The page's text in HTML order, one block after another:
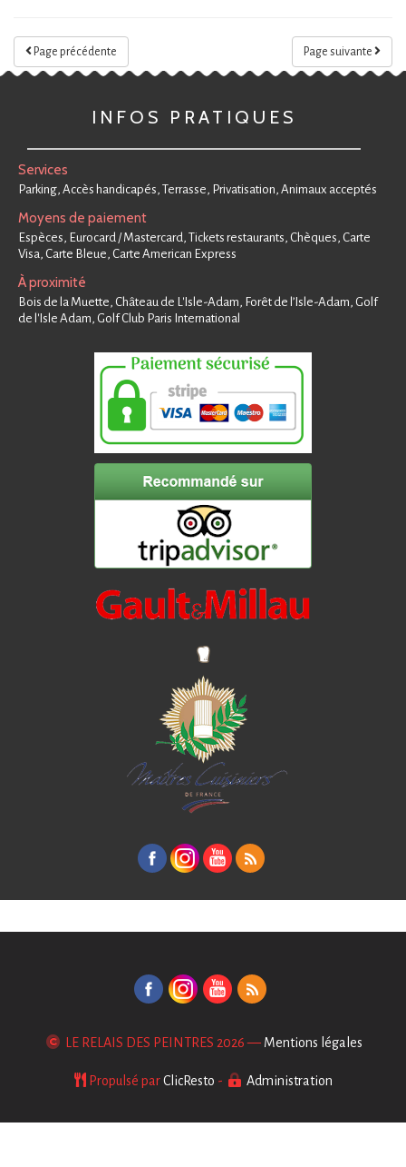
Page suivante
Page précédente
INFOS PRATIQUES
Services
Parking, Accès handicapés, Terrasse, Privatisation, Animaux acceptés
Moyens de paiement
Espèces, Eurocard / Mastercard, Tickets restaurants, Chèques, Carte
Visa, Carte Bleue, Carte American Express
À proximité
Bois de la Muette, Château de L'Isle-Adam, Forêt de l’Isle-Adam, Golf
de l'Isle Adam, Golf Club Paris International
LE RELAIS DES PEINTRES 2026 — Mentions légales
Propulsé parClicResto - Administration